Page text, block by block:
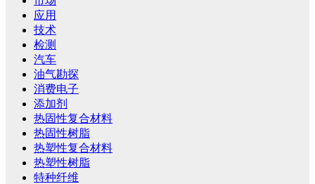
应用
技术
检测
汽车
油气勘探
消费电子
添加剂
热固性复合材料
热固性树脂
热塑性复合材料
热塑性树脂
特种纤维